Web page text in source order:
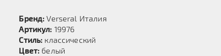
Бренд: Verseral Италия
Артикул: 19976
Стиль: классический
Цвет: белый